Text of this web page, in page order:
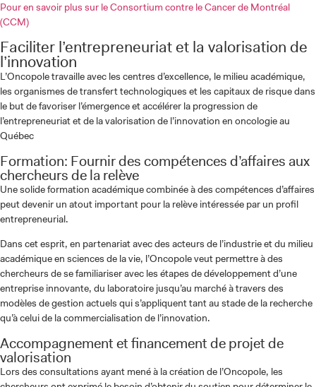
Pour en savoir plus sur le Consortium contre le Cancer de Montréal
(CCM)
Faciliter l’entrepreneuriat et la valorisation de
l’innovation
L’Oncopole travaille avec les centres d’excellence, le milieu académique,
les organismes de transfert technologiques et les capitaux de risque dans
le but de favoriser l’émergence et accélérer la progression de
l’entrepreneuriat et de la valorisation de l’innovation en oncologie au
Québec
Formation: Fournir des compétences d’affaires aux
chercheurs de la relève
Une solide formation académique combinée à des compétences d’affaires
peut devenir un atout important pour la relève intéressée par un profil
entrepreneurial.
Dans cet esprit, en partenariat avec des acteurs de l’industrie et du milieu
académique en sciences de la vie, l’Oncopole veut permettre à des
chercheurs de se familiariser avec les étapes de développement d’une
entreprise innovante, du laboratoire jusqu’au marché à travers des
modèles de gestion actuels qui s’appliquent tant au stade de la recherche
qu’à celui de la commercialisation de l’innovation.
Accompagnement et financement de projet de
valorisation
Lors des consultations ayant mené à la création de l’Oncopole, les